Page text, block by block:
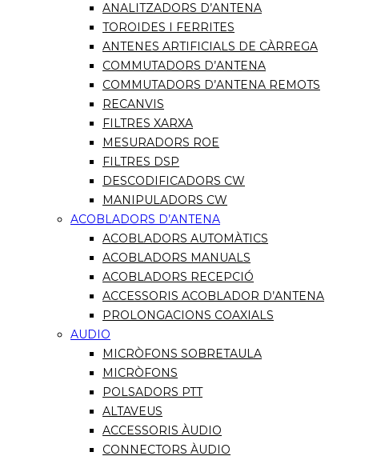
ANALITZADORS D’ANTENA
TOROIDES I FERRITES
ANTENES ARTIFICIALS DE CÀRREGA
COMMUTADORS D’ANTENA
COMMUTADORS D’ANTENA REMOTS
RECANVIS
FILTRES XARXA
MESURADORS ROE
FILTRES DSP
DESCODIFICADORS CW
MANIPULADORS CW
ACOBLADORS D’ANTENA
ACOBLADORS AUTOMÀTICS
ACOBLADORS MANUALS
ACOBLADORS RECEPCIÓ
ACCESSORIS ACOBLADOR D’ANTENA
PROLONGACIONS COAXIALS
AUDIO
MICRÒFONS SOBRETAULA
MICRÒFONS
POLSADORS PTT
ALTAVEUS
ACCESSORIS ÀUDIO
CONNECTORS ÀUDIO